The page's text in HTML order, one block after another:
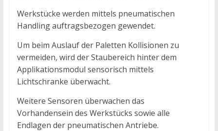
Werkstücke werden mittels pneumatischen
Handling auftragsbezogen gewendet.
Um beim Auslauf der Paletten Kollisionen zu
vermeiden, wird der Staubereich hinter dem
Applikationsmodul sensorisch mittels
Lichtschranke überwacht.
Weitere Sensoren überwachen das
Vorhandensein des Werkstücks sowie alle
Endlagen der pneumatischen Antriebe.